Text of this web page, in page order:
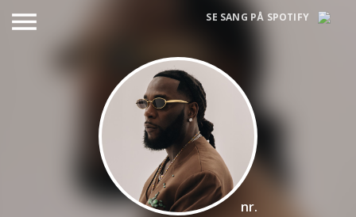
menu SE SANG PÅ SPOTIFY
nr.